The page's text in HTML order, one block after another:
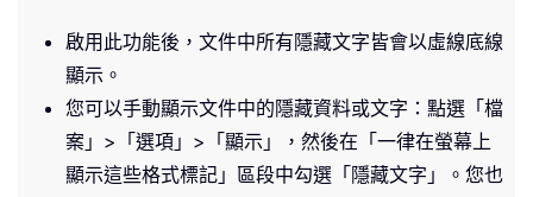
啟用此功能後，文件中所有隱藏文字皆會以虛線底線
顯示。
您可以手動顯示文件中的隱藏資料或文字：點選「檔
案」>「選項」>「顯示」，然後在「一律在螢幕上
顯示這些格式標記」區段中勾選「隱藏文字」。您也